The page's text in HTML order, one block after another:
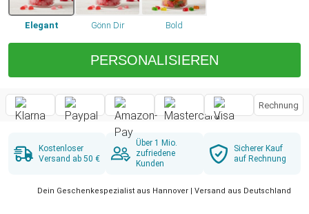
Elegant Gönn Dir Bold
PERSONALISIEREN
Rechnung
Kostenloser
Versand ab 50 €
Über 1 Mio.
zufriedene
Kunden
Sicherer Kauf
auf Rechnung
Dein Geschenkespezialist aus Hannover | Versand aus Deutschland